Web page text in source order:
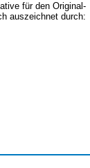
für den Original-
auszeichnet durch: